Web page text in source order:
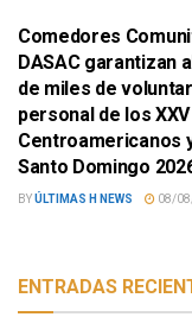
Comedores
DASAC garantizan
de miles de
personal de los
Centroamericanos
Santo Domingo
BYÚLTIMAS H NEWS 08/
ENTRADAS